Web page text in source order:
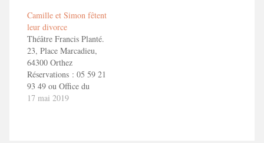
du-theatre CAMILLE ET
SIMON FETENT LEUR
DIVORCEEn savoir
+ Camille et Simon fêtent
leur divorce !
Camille et Simon fêtent
leur divorce
Théâtre Francis Planté.
23, Place Marcadieu,
64300 Orthez
Réservations : 05 59 21
93 49 ou Office du
Tourisme d'Orthez :
17 mai 2019